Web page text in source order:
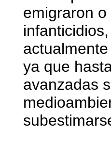
emigraron
ya que
avanzadas